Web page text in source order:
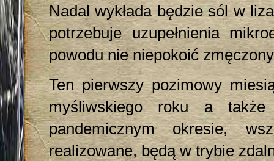
Nadal wykłada będzie sól w
potrzebuje uzupełnienia
powodu nie niepokoić
Ten pierwszy pozimowy
myśliwskiego roku a także
pandemicznym okresie,
realizowane, będą w trybie